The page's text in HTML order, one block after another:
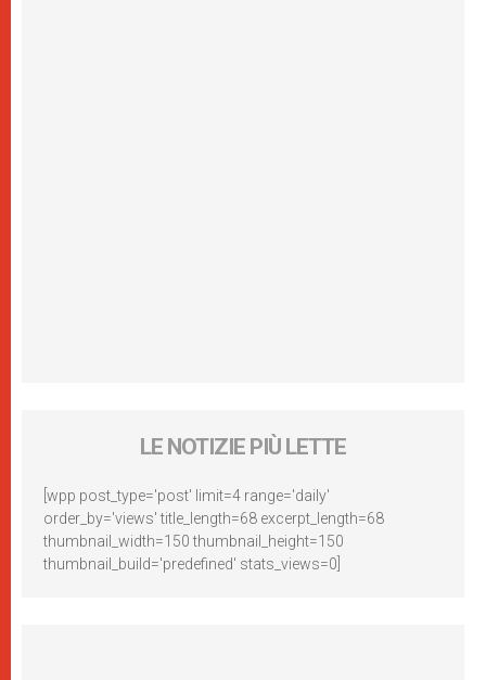
LE NOTIZIE PIÙ LETTE
[wpp post_type='post' limit=4 range='daily'
order_by='views' title_length=68 excerpt_length=68
thumbnail_width=150 thumbnail_height=150
thumbnail_build='predefined' stats_views=0]